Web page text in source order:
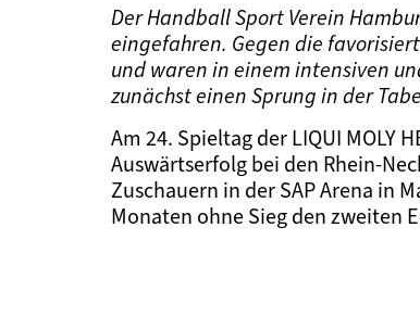
Der Handball Sport Verein
eingefahren. Gegen die
und waren in einem intensiven
zunächst einen Sprung in der
Am 24. Spieltag der LIQUI MOLY
Auswärtserfolg bei den Rhein-
Zuschauern in der SAP Arena in
Monaten ohne Sieg den zweiten